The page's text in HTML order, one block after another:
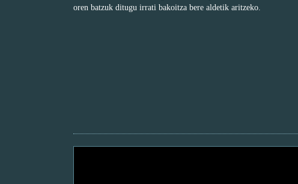
oren batzuk ditugu irrati bakoitza bere aldetik aritzeko.